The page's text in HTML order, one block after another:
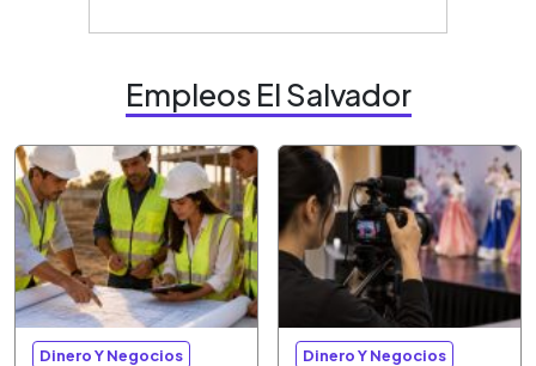
Empleos El Salvador
Dinero Y Negocios Dinero Y Negocios